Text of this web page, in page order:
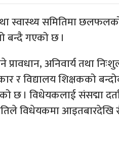
स्वास्थ्य समितिमा
बन्दै गएको छ ।
अनिवार्य तथा
र विद्यालय शिक्षकको
। विधेयकलाई संसद्मा
विधेयकमा आइतबारदेखि